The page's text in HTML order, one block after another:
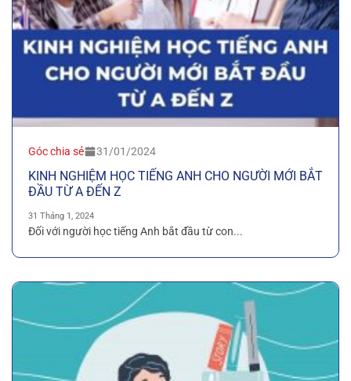
Góc chia sẻ 31/01/2024
KINH NGHIỆM HỌC TIẾNG ANH CHO NGƯỜI MỚI BẮT
ĐẦU TỪ A ĐẾN Z
31 Tháng 1, 2024
Đối với người học tiếng Anh bắt đầu từ con...